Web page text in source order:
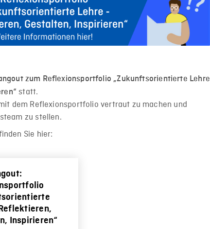
zum Reflexionsportfolio „Zukunftsorientierte Lehre
statt.
dem Reflexionsportfolio vertraut zu machen und
zu stellen.
Sie hier:
Inspirieren“